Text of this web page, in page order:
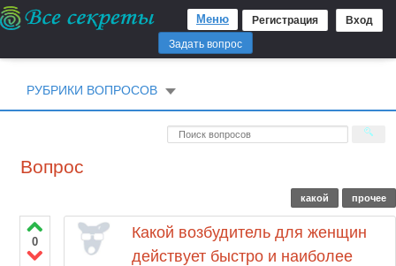
Регистрация Вход
Меню
Задать вопрос
РУБРИКИ ВОПРОСОВ
Вопрос
какой прочее
0
Какой возбудитель для женщин
действует быстро и наиболее